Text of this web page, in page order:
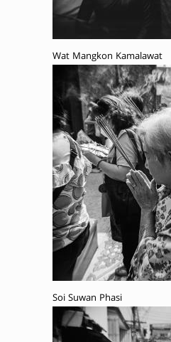
Wat Mangkon Kamalawat
Soi Suwan Phasi